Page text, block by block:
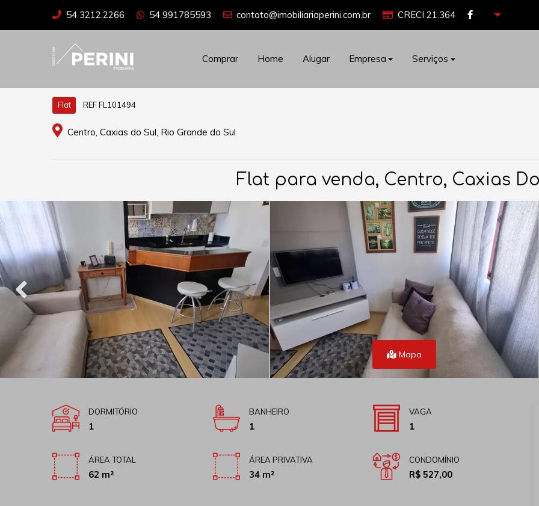
54 3212.2266 54 991785593 contato@imobiliariaperini.com.br CRECI 21.364
Comprar Home Alugar Empresa Serviços
Flat REF FL101494
Centro, Caxias do Sul, Rio Grande do Sul
Flat para venda, Centro, Caxias
Mapa
DORMITÓRIO
1
BANHEIRO
1
VAGA
1
ÁREA TOTAL
62 m²
ÁREA PRIVATIVA
34 m²
CONDOMÍNIO
R$ 527,00